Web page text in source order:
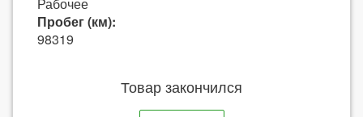
Пробег (км):
98319
Товар закончился